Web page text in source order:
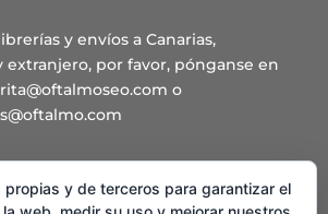
y envíos a Canarias,
extranjero, por favor, pónganse en
o
y Secretaría General
propias y de terceros para garantizar el